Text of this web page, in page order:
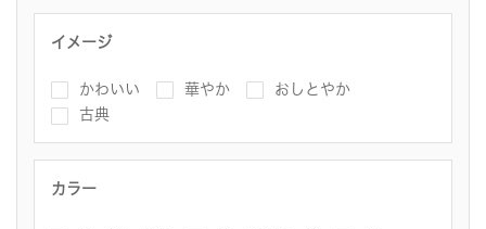
イメージ
かわいい 華やか
おしとやか
古典
カラー